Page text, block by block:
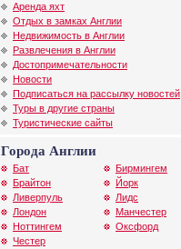
Аренда яхт
Отдых в замках Англии
Недвижимость в Англии
Развлечения в Англии
Достопримечательности
Новости
Подписаться на рассылку новостей
Туры в другие страны
Туристические сайты
Города Англии
Бат
Брайтон
Ливерпуль
Лондон
Ноттингем
Честер
Бирмингем
Йорк
Лидс
Манчестер
Оксфорд